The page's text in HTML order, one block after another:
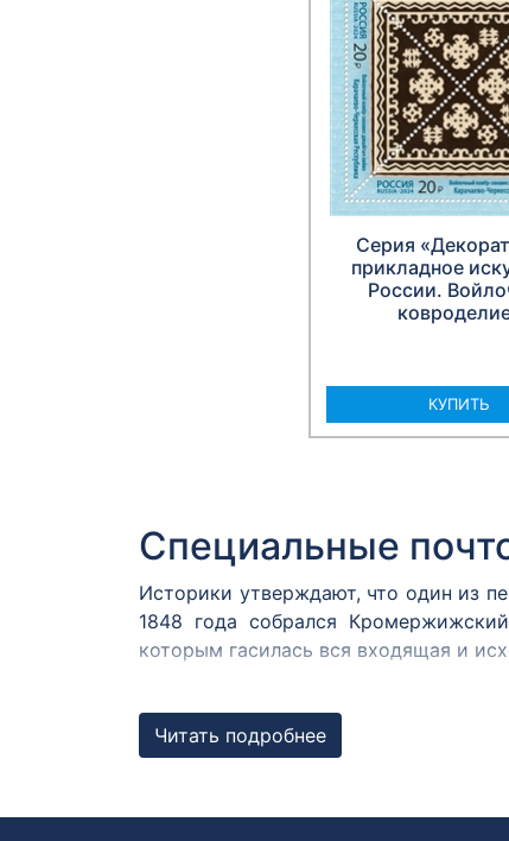
Серия
прикладное
России.
КУПИТЬ
Специальные
Историки утверждают, что один из
1848 года собрался
которым гасилась вся входящая и
1872 году. В Центральном музее
Известны оттиски с датой 12 августа
Штемпель первого
Читать подробнее